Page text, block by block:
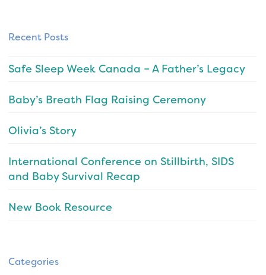
Recent Posts
Safe Sleep Week Canada – A Father’s Legacy
Baby’s Breath Flag Raising Ceremony
Olivia’s Story
International Conference on Stillbirth, SIDS
and Baby Survival Recap
New Book Resource
Categories